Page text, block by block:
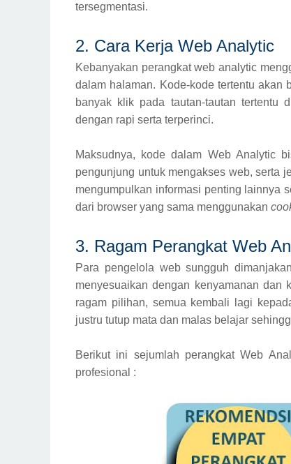
tersegmentasi.
2. Cara Kerja Web Analytic
Kebanyakan perangkat web analytic
dalam halaman. Kode-kode tertentu akan
banyak klik pada tautan-tautan tertentu
dengan rapi serta terperinci.
Maksudnya, kode dalam Web Analytic
pengunjung untuk mengakses web, serta
mengumpulkan informasi penting lainnya
dari browser yang sama menggunakan
3. Ragam Perangkat Web
Para pengelola web sungguh
menyesuaikan dengan kenyamanan dan
ragam pilihan, semua kembali lagi
justru tutup mata dan malas belajar
Berikut ini sejumlah perangkat Web
profesional :